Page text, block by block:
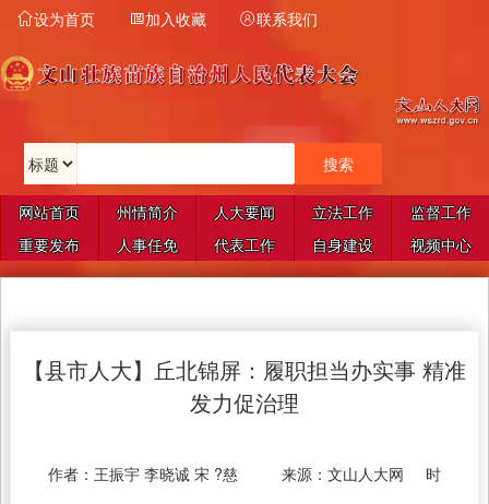
设为首页 加入收藏 联系我们
网站首页 州情简介 人大要闻 立法工作
监督工作
重要发布
人事任免 代表工作 自身建设 视频中心
【县市人大】丘北锦屏：履职担当办实事 精准
发力促治理
作者： 王振宇 李晓诚 宋 ?慈 来源： 文山人大网 时